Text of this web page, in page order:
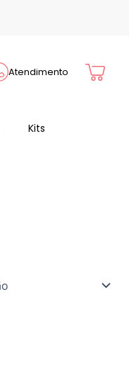
Atendimento Cart
Kits